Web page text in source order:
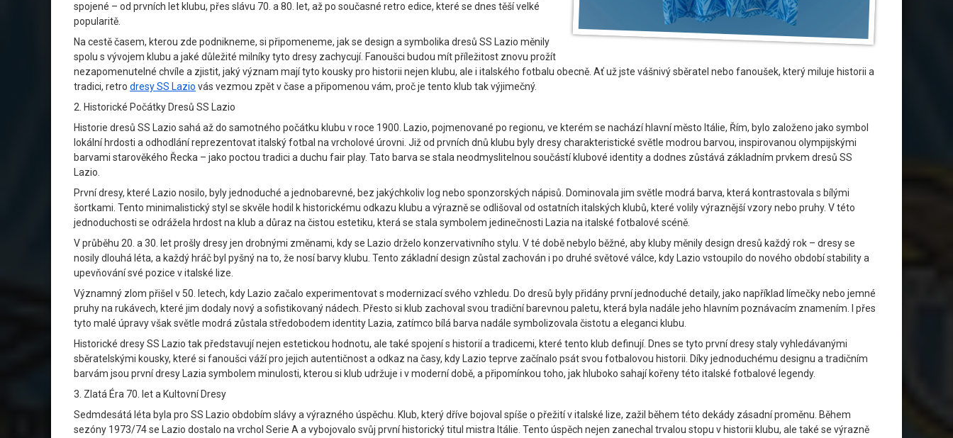
spojené – od prvních let klubu, přes slávu 70. a 80. let, až po současné retro edice, které se dnes těší velké
popularitě.
Na cestě časem, kterou zde podnikneme, si připomeneme, jak se design a symbolika dresů SS Lazio měnily
spolu s vývojem klubu a jaké důležité milníky tyto dresy zachycují. Fanoušci budou mít příležitost znovu prožít
nezapomenutelné chvíle a zjistit, jaký význam mají tyto kousky pro historii nejen klubu, ale i italského fotbalu obecně. Ať už jste vášnivý sběratel nebo fanoušek, který miluje historii a
tradici, retro dresy SS Lazio vás vezmou zpět v čase a připomenou vám, proč je tento klub tak výjimečný.
2. Historické Počátky Dresů SS Lazio
Historie dresů SS Lazio sahá až do samotného počátku klubu v roce 1900. Lazio, pojmenované po regionu, ve kterém se nachází hlavní město Itálie, Řím, bylo založeno jako symbol
lokální hrdosti a odhodlání reprezentovat italský fotbal na vrcholové úrovni. Již od prvních dnů klubu byly dresy charakteristické světle modrou barvou, inspirovanou olympijskými
barvami starověkého Řecka – jako poctou tradici a duchu fair play. Tato barva se stala neodmyslitelnou součástí klubové identity a dodnes zůstává základním prvkem dresů SS
Lazio.
První dresy, které Lazio nosilo, byly jednoduché a jednobarevné, bez jakýchkoliv log nebo sponzorských nápisů. Dominovala jim světle modrá barva, která kontrastovala s bílými
šortkami. Tento minimalistický styl se skvěle hodil k historickému odkazu klubu a výrazně se odlišoval od ostatních italských klubů, které volily výraznější vzory nebo pruhy. V této
jednoduchosti se odrážela hrdost na klub a důraz na čistou estetiku, která se stala symbolem jedinečnosti Lazia na italské fotbalové scéně.
V průběhu 20. a 30. let prošly dresy jen drobnými změnami, kdy se Lazio drželo konzervativního stylu. V té době nebylo běžné, aby kluby měnily design dresů každý rok – dresy se
nosily dlouhá léta, a každý hráč byl pyšný na to, že nosí barvy klubu. Tento základní design zůstal zachován i po druhé světové válce, kdy Lazio vstoupilo do nového období stability a
upevňování své pozice v italské lize.
Významný zlom přišel v 50. letech, kdy Lazio začalo experimentovat s modernizací svého vzhledu. Do dresů byly přidány první jednoduché detaily, jako například límečky nebo jemné
pruhy na rukávech, které jim dodaly nový a sofistikovaný nádech. Přesto si klub zachoval svou tradiční barevnou paletu, která byla nadále jeho hlavním poznávacím znamením. I přes
tyto malé úpravy však světle modrá zůstala středobodem identity Lazia, zatímco bílá barva nadále symbolizovala čistotu a eleganci klubu.
Historické dresy SS Lazio tak představují nejen estetickou hodnotu, ale také spojení s historií a tradicemi, které tento klub definují. Dnes se tyto první dresy staly vyhledávanými
sběratelskými kousky, které si fanoušci váží pro jejich autentičnost a odkaz na časy, kdy Lazio teprve začínalo psát svou fotbalovou historii. Díky jednoduchému designu a tradičním
barvám jsou první dresy Lazia symbolem minulosti, kterou si klub udržuje i v moderní době, a připomínkou toho, jak hluboko sahají kořeny této italské fotbalové legendy.
3. Zlatá Éra 70. let a Kultovní Dresy
Sedmdesátá léta byla pro SS Lazio obdobím slávy a výrazného úspěchu. Klub, který dříve bojoval spíše o přežití v italské lize, zažil během této dekády zásadní proměnu. Během
sezóny 1973/74 se Lazio dostalo na vrchol Serie A a vybojovalo svůj první historický titul mistra Itálie. Tento úspěch nejen zanechal trvalou stopu v historii klubu, ale také se výrazně